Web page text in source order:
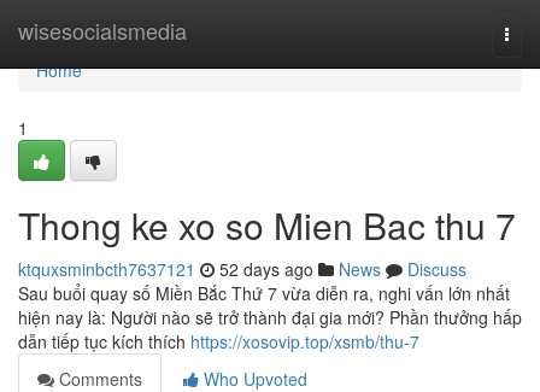
wisesocialsmedia
Home
Home
1
Thong ke xo so Mien Bac thu 7
ktquxsminbcth7637121 52 days ago News
Discuss
Sau buổi quay số Miền Bắc Thứ 7 vừa diễn ra, nghi vấn lớn nhất
hiện nay là: Người nào sẽ trở thành đại gia mới? Phần thưởng hấp
dẫn tiếp tục kích thích https://xosovip.top/xsmb/thu-7
Comments
Who Upvoted